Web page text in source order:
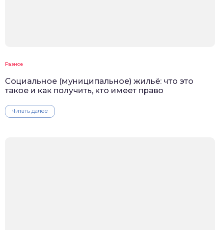
Разное
Социальное (муниципальное) жильё: что это
такое и как получить, кто имеет право
Читать далее